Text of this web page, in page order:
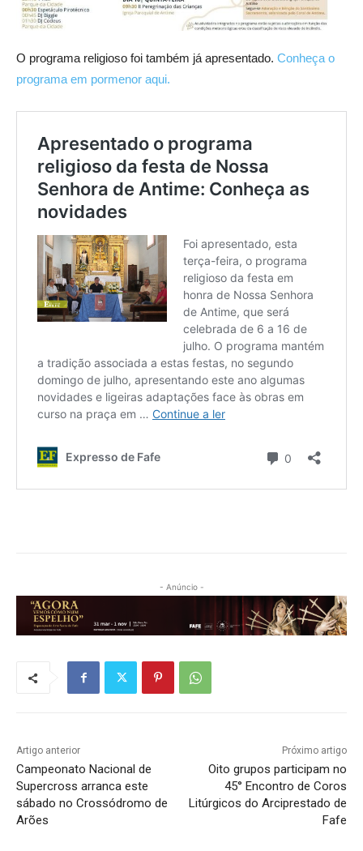
O programa religioso foi também já apresentado. Conheça o
programa em pormenor aqui.
- Anúncio -
Artigo anterior
Campeonato Nacional de
Supercross arranca este
sábado no Crossódromo de
Arões
Próximo artigo
Oito grupos participam no
45° Encontro de Coros
Litúrgicos do Arciprestado de
Fafe